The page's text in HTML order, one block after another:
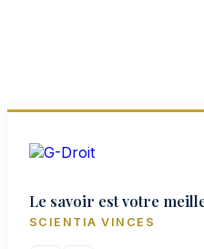
Le savoir est votre
SCIENTIA VINCES